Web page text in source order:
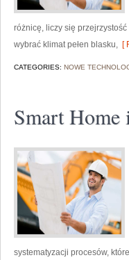
różnicę, liczy się
wybrać klimat pełen blasku, [
CATEGORIES: NOWE
Smart Home
systematyzacji procesów,